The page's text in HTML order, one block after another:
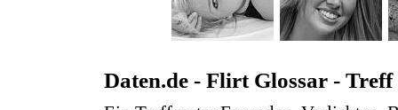
Daten.de - Flirt Glossar - Treff